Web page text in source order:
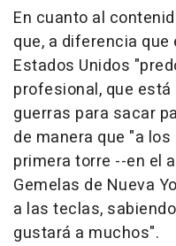
En cuanto al
que, a diferencia
Estados Unidos
profesional, que
guerras para sacar
de manera que "a
primera torre --en el
Gemelas de Nueva
a las teclas,
gustará a muchos".